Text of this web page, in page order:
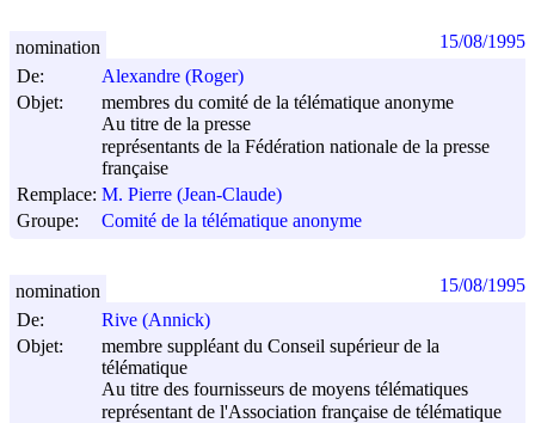
De:
Alexandre (Roger)
Objet:
membres du comité de la télématique anonyme
Au titre de la presse
représentants de la Fédération nationale de la presse
française
Remplace: M. Pierre (Jean-Claude)
Groupe:
Comité de la télématique anonyme
nomination 15/08/1995
De:
Rive (Annick)
Objet:
membre suppléant du Conseil supérieur de la
télématique
Au titre des fournisseurs de moyens télématiques
représentant de l'Association française de télématique
nomination 15/08/1995